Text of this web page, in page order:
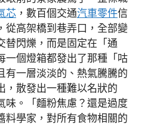
芯 ，數百個交通汽車零件信
從高架橋到巷弄口，全部變
替閃爍，而是固定在「通
一個燈箱都發出了那種「咕
有一層淡淡的、熱氣騰騰的
，散發出一種難以名狀的
。「麵粉焦慮？還是過度
料學家，對所有食物相關的